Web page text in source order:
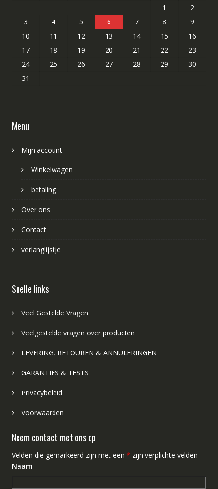
1
2
3
4 5 6 7 8
9
10
11 12 13 14 15
16
17
18 19 20 21 22
23
24
25 26 27 28 29
30
31
Menu
Mijn account
Winkelwagen
betaling
Over ons
Contact
verlanglijstje
Snelle links
Veel Gestelde Vragen
Veelgestelde vragen over producten
LEVERING, RETOUREN & ANNULERINGEN
GARANTIES & TESTS
Privacybeleid
Voorwaarden
Neem contact met ons op
Velden die gemarkeerd zijn met een * zijn verplichte velden
Naam